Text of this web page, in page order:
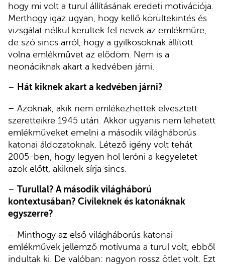
hogy mi volt a turul állításának eredeti motivációja.
Merthogy igaz ugyan, hogy kellő körültekintés és
vizsgálat nélkül kerültek fel nevek az emlékműre,
de szó sincs arról, hogy a gyilkosoknak állított
volna emlékművet az elődöm. Nem is a
neonáciknak akart a kedvében járni.
– Hát kiknek akart a kedvében járni?
– Azoknak, akik nem emlékezhettek elvesztett
szeretteikre 1945 után. Akkor ugyanis nem lehetett
emlékműveket emelni a második világháborús
katonai áldozatoknak. Létező igény volt tehát
2005-ben, hogy legyen hol leróni a kegyeletet
azok előtt, akiknek sírja sincs.
– Turullal? A második világháború
kontextusában? Civileknek és katonáknak
egyszerre?
– Minthogy az első világháborús katonai
emlékművek jellemző motívuma a turul volt, ebből
indultak ki. De valóban: nagyon rossz ötlet volt. Ezt